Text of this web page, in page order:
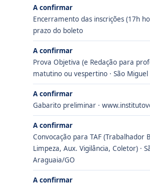
A confirmar
Encerramento das inscrições (17h
prazo do boleto
A confirmar
Prova Objetiva (e Redação para
matutino ou vespertino · São
A confirmar
Gabarito preliminar ·
A confirmar
Convocação para TAF (Trabalhador
Limpeza, Aux. Vigilância, Coletor) ·
Araguaia/GO
A confirmar